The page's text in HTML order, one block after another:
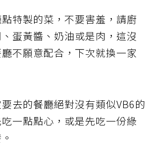
特製的菜，不要害羞，請廚
蛋黃醬、奶油或是肉，這沒
不願意配合，下次就換一家
去的餐廳絕對沒有類似VB6的
一點點心，或是先吃一份綠